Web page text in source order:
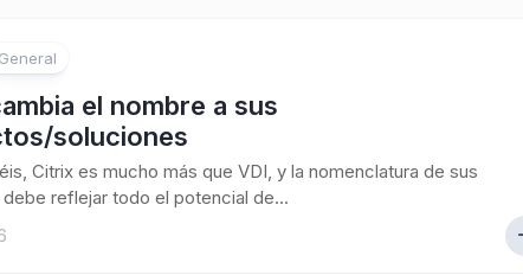
General
el nombre a sus
soluciones
Citrix es mucho más que VDI, y la nomenclatura de sus
reflejar todo el potencial de...